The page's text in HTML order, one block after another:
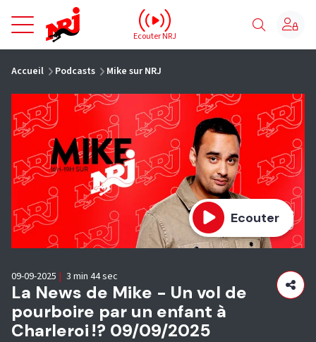
NRJ - Accueil
Ecouter NRJ
Accueil Podcasts Mike sur NRJ
Ecouter
La News de Mike - Un vol de
pourboire par un enfant à
Charleroi !? 09/09/2025
09-09-2025 | 3 min 44 sec